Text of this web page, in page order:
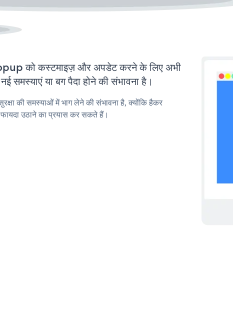
को कस्टमाइज़ और अपडेट करने के लिए अभी
या बग पैदा होने की संभावना है।
की समस्याओं में भाग लेने की संभावना है, क्योंकि हैकर
उठाने का प्रयास कर सकते हैं।